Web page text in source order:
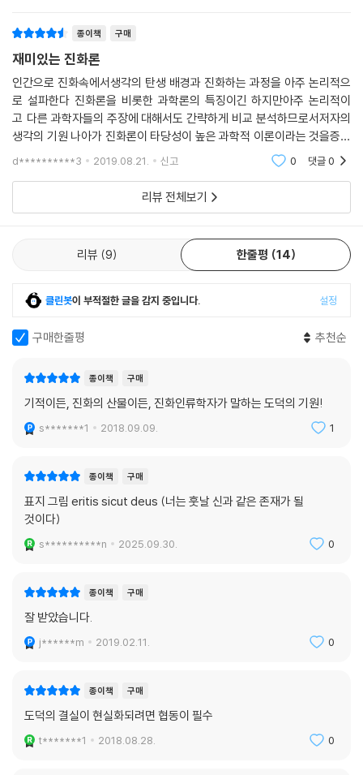
종이책 구매
재미있는 진화론
인간으로 진화속에서생각의 탄생 배경과 진화하는 과정을 아주 논리적으
로 설파한다 진화론을 비롯한 과학론의 특징이긴 하지만아주 논리적이
고 다른 과학자들의 주장에 대해서도 간략하게 비교 분석하므로서저자의
생각의 기원 나아가 진화론이 타당성이 높은 과학적 이론이라는 것을증명
해 낸다 반드시 생각의 기원이라기 보다는 진화론의 한 줄기로접근해 볼만
d**********3 2019.08.21. 신고 0 댓글0
리뷰 전체보기
리뷰 9 한줄평 14
클린봇이 부적절한 글을 감지 중입니다. 설정
구매한줄평 추천순
종이책 구매
기적이든, 진화의 산물이든, 진화인류학자가 말하는 도덕의 기원!
s*******1 2018.09.09. 1
종이책 구매
표지 그림 eritis sicut deus (너는 훗날 신과 같은 존재가 될
것이다)
s**********n 2025.09.30. 0
종이책 구매
잘 받았습니다.
j******m 2019.02.11. 0
종이책 구매
도덕의 결실이 현실화되려면 협동이 필수
t*******1 2018.08.28. 0